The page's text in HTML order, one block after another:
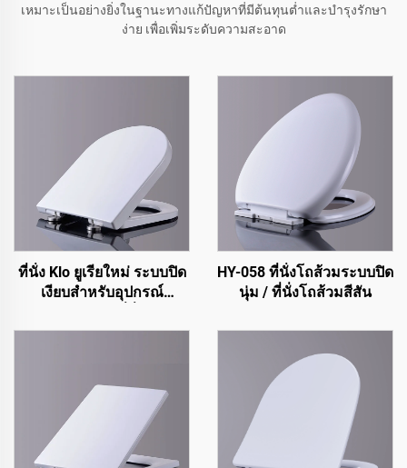
เหมาะเป็นอย่างยิ่งในฐานะทางแก้ปัญหาที่มีต้นทุนต่ำและบำรุงรักษา
ง่าย เพื่อเพิ่มระดับความสะอาด
ที่นั่ง Klo ยูเรียใหม่ ระบบปิด
เงียบสำหรับอุปกรณ์
สำหรับโคลเซต
HY-058 ที่นั่งโถส้วมระบบปิด
นุ่ม / ที่นั่งโถส้วมสีสัน